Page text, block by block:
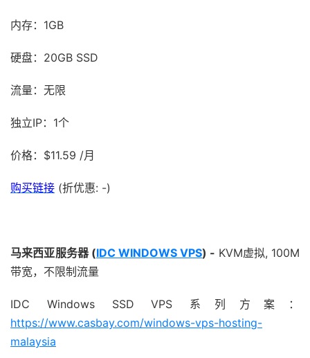
内存：1GB
硬盘：20GB SSD
流量：无限
独立IP：1个
价格：$11.59 /月
购买链接 (折优惠: -)
马来西亚服务器 (IDC WINDOWS VPS) - KVM虚拟, 100M
带宽，不限制流量
IDC Windows SSD VPS 系列方案：
https://www.casbay.com/windows-vps-hosting-
malaysia